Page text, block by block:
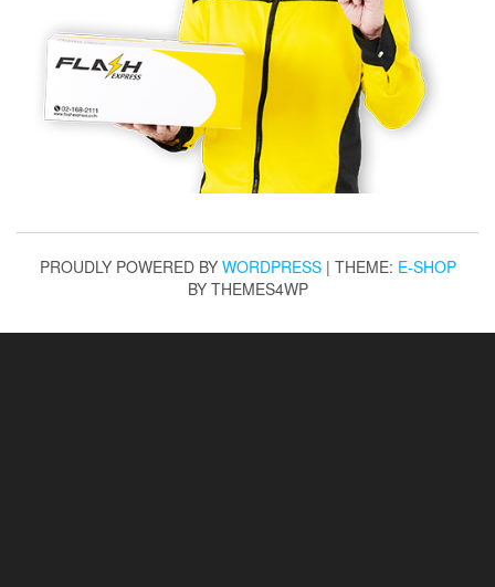
PROUDLY POWERED BY WORDPRESS | THEME: E-SHOP
BY THEMES4WP